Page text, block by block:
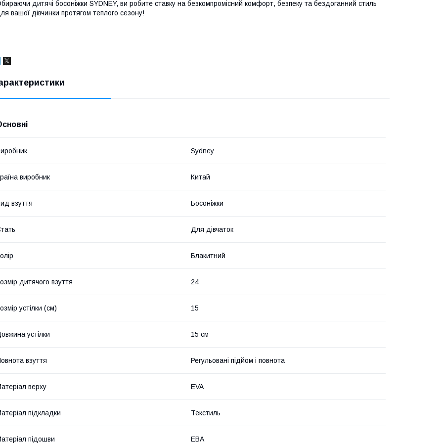
дитячі босоніжки SYDNEY, ви робите ставку на безкомпромісний комфорт, безпеку та бездоганний стиль
вашої дівчинки протягом теплого сезону!
Sydney
виробник Китай
взуття Босоніжки
Для дівчаток
Блакитний
дитячого взуття 24
устілки (см) 15
устілки 15 см
взуття Регульовані підйом і повнота
верху EVA
підкладки Текстиль
підошви ЕВА